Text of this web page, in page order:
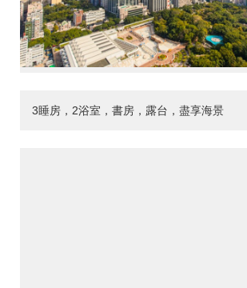
3睡房，2浴室，書房，露台，盡享海景